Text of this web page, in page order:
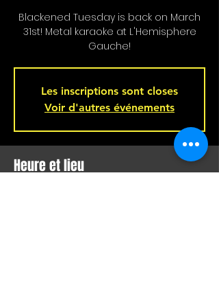
Blackened Tuesday is back on March
31st! Metal karaoke at L'Hemisphere
Gauche!
Les inscriptions sont closes
Voir d'autres événements
Heure et lieu